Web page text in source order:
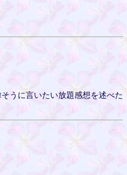
うに言いたい放題感想を述べた